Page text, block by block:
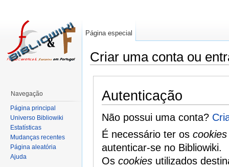
Criar uma conta ou
Autenticação
Não possui uma conta?
É necessário ter os cookies
autenticar-se no Bibliowiki.
Os cookiesutilizados
Página especial
Navegação
Página principal
Universo Bibliowiki
Estatísticas
Mudanças recentes
Página aleatória
Ajuda